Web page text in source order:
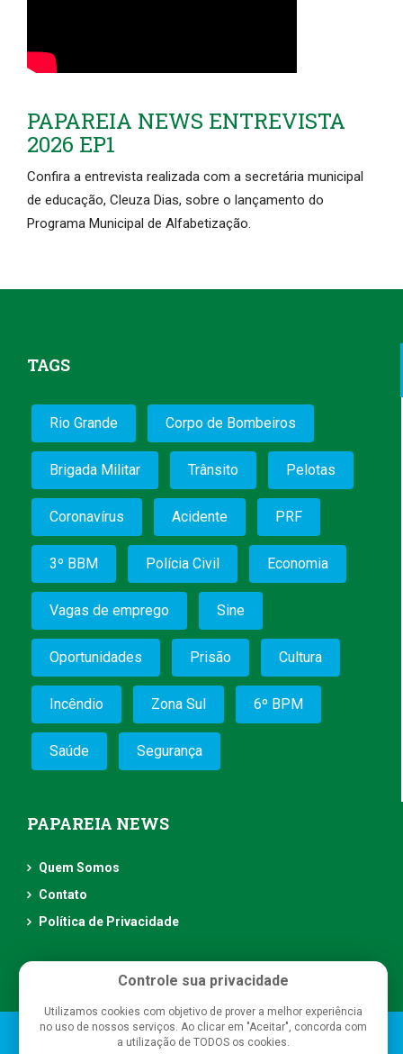
PAPAREIA NEWS ENTREVISTA
2026 EP1
Confira a entrevista realizada com a secretária municipal
de educação, Cleuza Dias, sobre o lançamento do
Programa Municipal de Alfabetização.
TAGS
Rio Grande Corpo de Bombeiros
Brigada Militar Trânsito Pelotas
Coronavírus Acidente PRF
3º BBM Polícia Civil Economia
Vagas de emprego Sine
Oportunidades Prisão Cultura
Incêndio Zona Sul 6º BPM
Saúde Segurança
PAPAREIA NEWS
Quem Somos
Contato
Política de Privacidade
Papareia News - Todos os direitos reservados
Controle sua privacidade
Utilizamos cookies com objetivo de prover a melhor experiência
no uso de nossos serviços. Ao clicar em "Aceitar", concorda com
a utilização de TODOS os cookies.